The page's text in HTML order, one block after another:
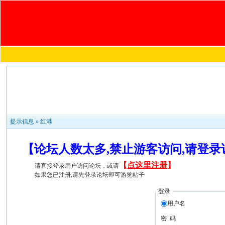
提示信息 »红港
【论坛人数太多,禁止游客访问,请登
请直接登录用户访问论坛，或请 【 点这里注册】
如果您已注册,请先登录论坛即可游览帖子
登录
用户名
密 码